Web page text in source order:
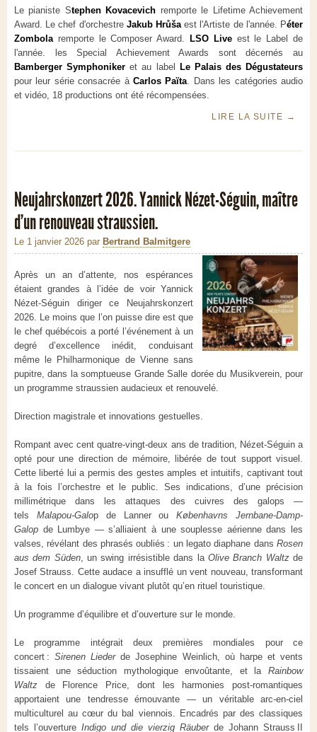
Le pianiste Stephen Kovacevich remporte le Lifetime Achievement
Award. Le chef d'orchestre Jakub Hrůšaest l'Artiste de l'année. Péter
Zombolaremporte le Composer Award. LSO Liveest le Label de
l'année. les Special Achievement Awards sont décernés au
Bamberger Symphoniker et au label
Le Palais des Dégustateurs
pour leur série consacrée à Carlos Païta. Dans les catégories audio
et vidéo, 18 productions ont été récompensées.
LIRE LA SUITE →
Neujahrskonzert 2026. Yannick Nézet-Séguin, maître
d’un renouveau straussien.
Le 1 janvier 2026 par Bertrand Balmitgere
Après un an d’attente, nos espérances
étaient grandes à l’idée de voir Yannick
Nézet-Séguin diriger ce Neujahrskonzert
2026. Le moins que l’on puisse dire est que
le chef québécois a porté l’événement à un
degré d’excellence inédit, conduisant
même le Philharmonique de Vienne sans
pupitre, dans la somptueuse Grande Salle dorée du Musikverein, pour
un programme straussien audacieux et renouvelé.
Direction magistrale et innovations gestuelles.
Rompant avec cent quatre-vingt-deux ans de tradition, Nézet-Séguin a
opté pour une direction de mémoire, libérée de tout support visuel.
Cette liberté lui a permis des gestes amples et intuitifs, captivant tout
à la fois l’orchestre et le public. Ses indications, d’une précision
millimétrique dans les attaques des cuivres des galops —
tels Malapou-Galop de Lanner ouKøbenhavns Jernbane-Damp-
Galop de Lumbye — s’alliaient à une souplesse aérienne dans les
valses, révélant des phrasés oubliés : un legato diaphane dans Rosen
aus dem Süden, un swing irrésistible dans la Olive Branch Waltzde
Josef Strauss. Cette audace a insufflé un vent nouveau, transformant
le concert en un dialogue vivant plutôt qu’en rituel touristique.
Un programme d’équilibre et d’ouverture sur le monde.
Le programme intégrait deux premières mondiales pour ce
concert :Sirenen Liederde Josephine Weinlich, où harpe et vents
tissaient une séduction mythologique envoûtante, et la Rainbow
Waltz de Florence Price, dont les harmonies post-romantiques
apportaient une tendresse émouvante — un véritable arc-en-ciel
multiculturel au cœur du bal viennois. Encadrés par des classiques
tels l’ouverture Indigo und die vierzig Räuberde Johann Strauss II